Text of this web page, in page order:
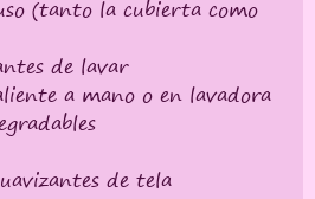
(tanto la cubierta como
de lavar
a mano o en lavadora
de tela